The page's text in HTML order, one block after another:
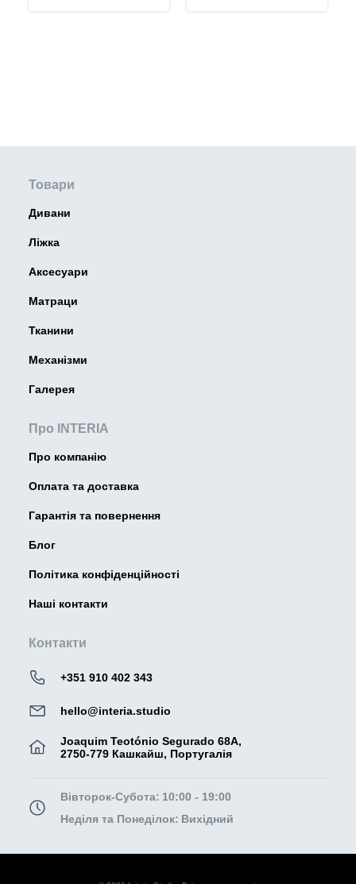
Товари
Дивани
Ліжка
Аксесуари
Матраци
Тканини
Механізми
Галерея
Про INTERIA
Про компанію
Оплата та доставка
Гарантія та повернення
Блог
Політика конфіденційності
Наші контакти
Контакти
+351 910 402 343
hello@interia.studio
Joaquim Teotónio Segurado 68A,
2750-779 Кашкайш, Португалія
Вівторок-Субота: 10:00 - 19:00
Неділя та Понеділок: Вихідний